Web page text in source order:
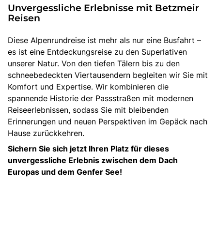
Unvergessliche Erlebnisse mit Betzmeir
Reisen
Diese Alpenrundreise ist mehr als nur eine Busfahrt –
es ist eine Entdeckungsreise zu den Superlativen
unserer Natur. Von den tiefen Tälern bis zu den
schneebedeckten Viertausendern begleiten wir Sie mit
Komfort und Expertise. Wir kombinieren die
spannende Historie der Passstraßen mit modernen
Reiseerlebnissen, sodass Sie mit bleibenden
Erinnerungen und neuen Perspektiven im Gepäck nach
Hause zurückkehren.
Sichern Sie sich jetzt Ihren Platz für dieses
unvergessliche Erlebnis zwischen dem Dach
Europas und dem Genfer See!